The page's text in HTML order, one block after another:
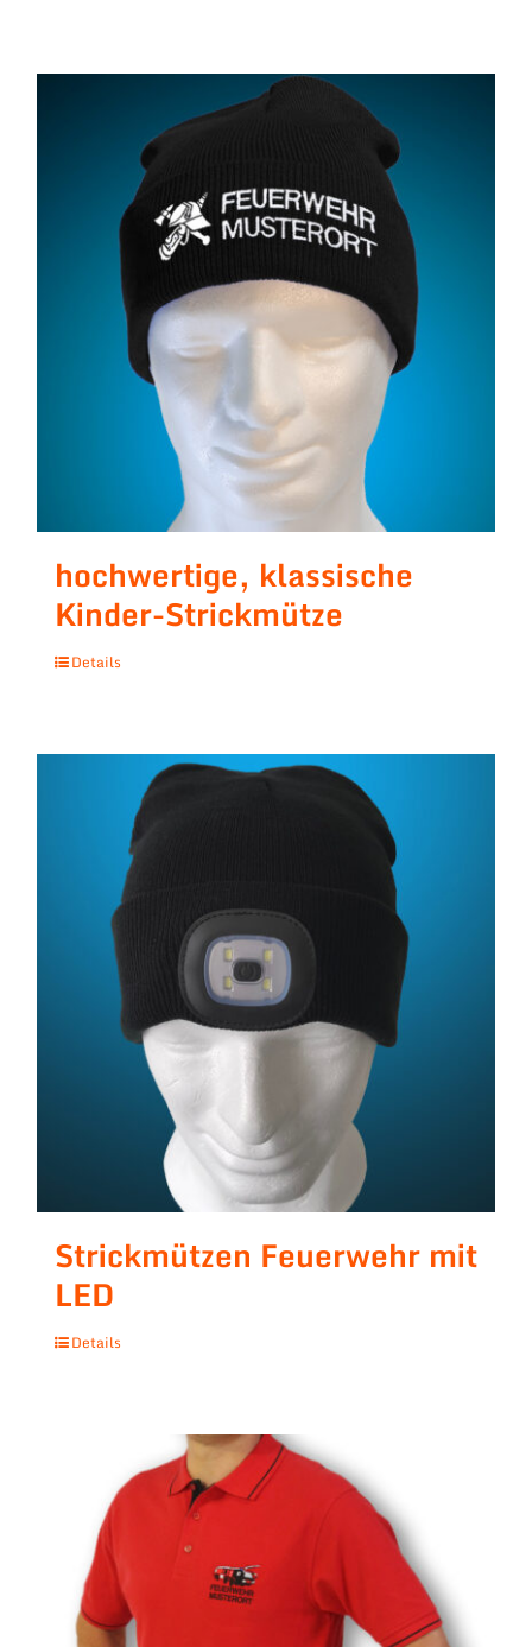
hochwertige, klassische
Kinder-Strickmütze
Details
Strickmützen Feuerwehr mit
LED
Details